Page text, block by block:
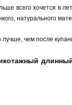
всего хочется в
натурального
лучше, чем после